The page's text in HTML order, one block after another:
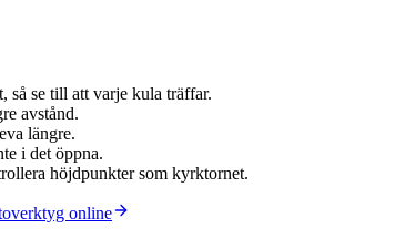
så se till att varje kula träffar.
avstånd.
längre.
i det öppna.
höjdpunkter som kyrktornet.
online